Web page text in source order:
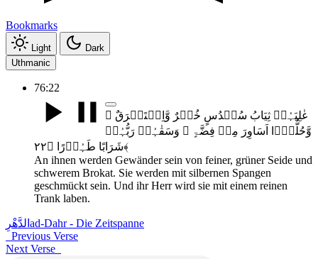
Bookmarks
Light
Dark
Uthmanic
76:22
عٰلِیَہُمۡ ثِیَابُ سُنۡدُسٍ خُضۡرٌ وَّاِسۡتَبۡرَقٌ ۫
وَّحُلُّوۡۤا اَسَاوِرَ مِنۡ فِضَّۃٍ ۚ وَسَقٰہُمۡ رَبُّہُمۡ
شَرَابًا طَہُوۡرًا ﴿۲۲﴾
An ihnen werden Gewänder sein von feiner, grüner Seide und
schwerem Brokat. Sie werden mit silbernen Spangen
geschmückt sein. Und ihr Herr wird sie mit einem reinen
Trank laben.
الدَّھْرِ ad-Dahr - Die Zeitspanne
Previous Verse
Next Verse